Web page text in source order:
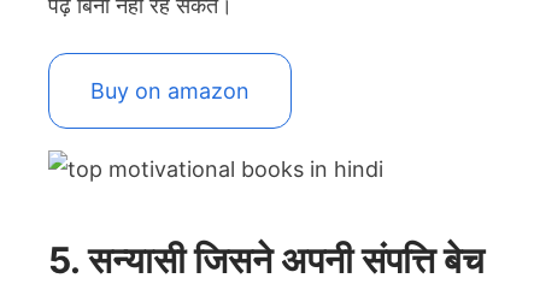
पढ़े बिना नहीं रह सकते।
Buy on amazon
5. सन्यासी जिसने अपनी संपत्ति बेच